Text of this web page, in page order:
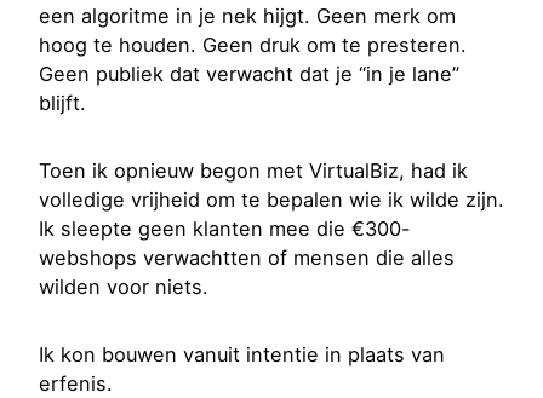
een algoritme in je nek hijgt. Geen merk om
hoog te houden. Geen druk om te presteren.
Geen publiek dat verwacht dat je “in je lane”
blijft.
Toen ik opnieuw begon met VirtualBiz, had ik
volledige vrijheid om te bepalen wie ik wilde zijn.
Ik sleepte geen klanten mee die €300-
webshops verwachtten of mensen die alles
wilden voor niets.
Ik kon bouwen vanuit intentie in plaats van
erfenis.